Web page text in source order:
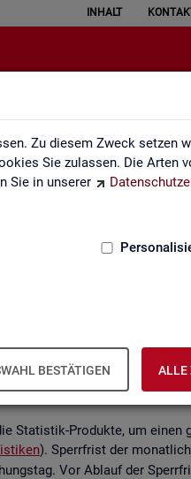
Zu diesem Zweck setzen
Sie zulassen. Die Arten
Sie in unserer
BESTÄTIGEN ALLE
INHALT
und in den Re­gio­nen
Sta­tis­tik-Pro­duk­te, um
). Sperr­frist der
Vor Ab­lauf der